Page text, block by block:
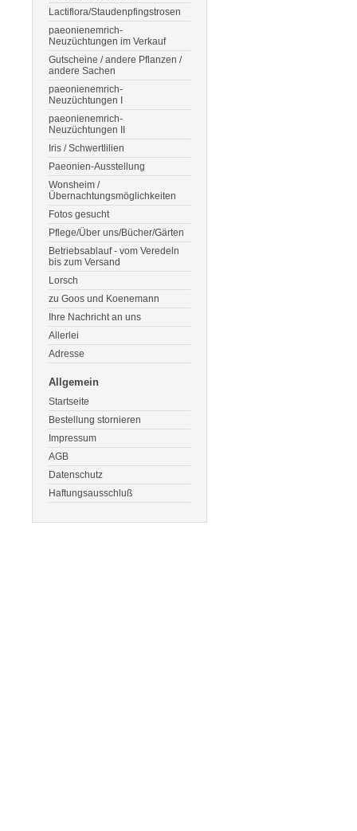
Lactiflora/Staudenpfingstrosen
paeonienemrich-
Neuzüchtungen im Verkauf
Gutscheine / andere Pflanzen /
andere Sachen
paeonienemrich-
Neuzüchtungen I
paeonienemrich-
Neuzüchtungen II
Iris / Schwertlilien
Paeonien-Ausstellung
Wonsheim /
Übernachtungsmöglichkeiten
Fotos gesucht
Pflege/Über uns/Bücher/Gärten
Betriebsablauf - vom Veredeln
bis zum Versand
Lorsch
zu Goos und Koenemann
Ihre Nachricht an uns
Allerlei
Adresse
Allgemein
Startseite
Bestellung stornieren
Impressum
AGB
Datenschutz
Haftungsausschluß